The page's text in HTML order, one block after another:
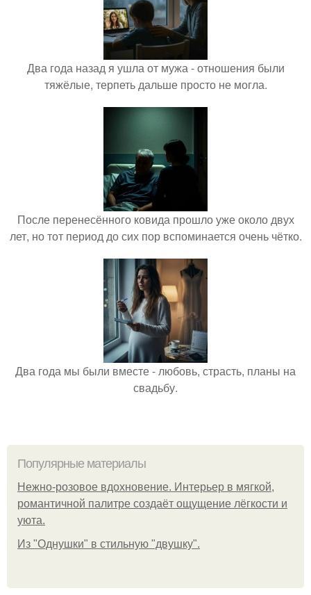
Два года назад я ушла от мужа - отношения были
тяжёлые, терпеть дальше просто не могла.
После перенесённого ковида прошло уже около двух
лет, но тот период до сих пор вспоминается очень чётко.
Два года мы были вместе - любовь, страсть, планы на
свадьбу.
Популярные материалы
Нежно-розовое вдохновение. Интерьер в мягкой,
романтичной палитре создаёт ощущение лёгкости и
уюта.
Из "Однушки" в стильную "двушку".